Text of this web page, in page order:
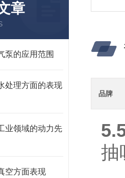
章
泵的应用范围
处理方面的表现
业领域的动力先
空方面表现
品牌
抽